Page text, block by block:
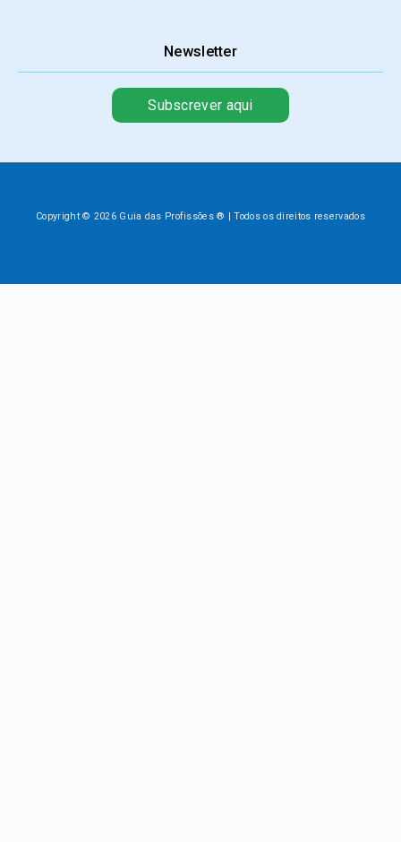
Newsletter
Subscrever aqui
Copyright © 2026 Guia das Profissões ® | Todos os direitos reservados